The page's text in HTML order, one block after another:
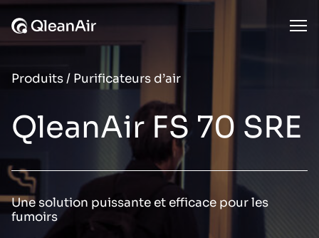
Aller au contenu
Produits/ Purificateurs d’air
QleanAir FS 70 SRE
Une solution puissante et efficace pour les
fumoirs